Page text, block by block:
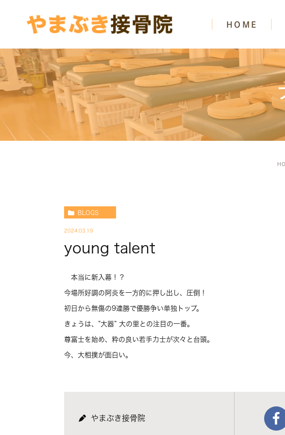
HOME
BLOGS
2024.03.19
young talent
本当に新入幕！？
今場所好調の阿炎を一方的に押し出し、圧倒！
初日から無傷の9連勝で優勝争い単独トップ。
きょうは、”大器” 大の里との注目の一番。
尊富士を始め、粋の良い若手力士が次々と台頭。
今、大相撲が面白い。
やまぶき接骨院